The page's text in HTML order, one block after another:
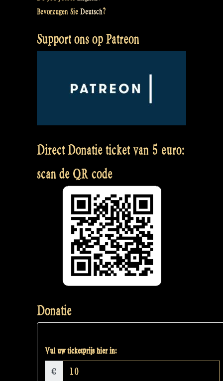
Bevorzugen Sie Deutsch?
Support ons op Patreon
Direct Donatie ticket van 5 euro:
scan de QR code
Donatie
Vul uw ticketprijs hier in:
€